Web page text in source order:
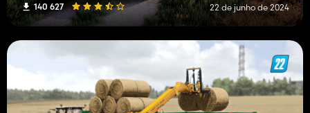
140 627 22 de junho de 2024